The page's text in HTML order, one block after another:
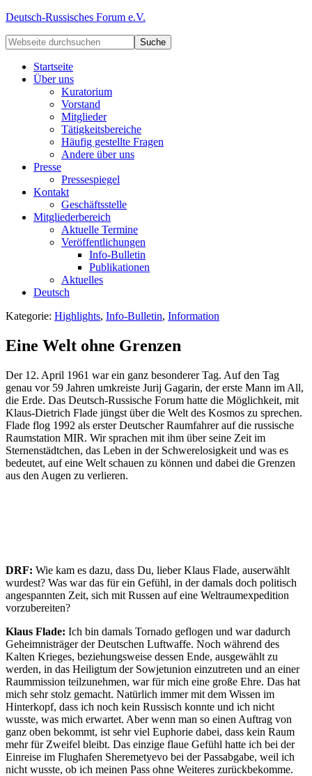
Deutsch-Russisches Forum e.V.
Startseite
Über uns
Kuratorium
Vorstand
Mitglieder
Tätigkeitsbereiche
Häufig gestellte Fragen
Andere über uns
Presse
Pressespiegel
Kontakt
Geschäftsstelle
Mitgliederbereich
Aktuelle Termine
Veröffentlichungen
Info-Bulletin
Publikationen
Aktuelles
Deutsch
Kategorie: Highlights, Info-Bulletin, Information
Eine Welt ohne Grenzen
Der 12. April 1961 war ein ganz besonderer Tag. Auf den Tag
genau vor 59 Jahren umkreiste Jurij Gagarin, der erste Mann im All,
die Erde. Das Deutsch-Russische Forum hatte die Möglichkeit, mit
Klaus-Dietrich Flade jüngst über die Welt des Kosmos zu sprechen.
Flade flog 1992 als erster Deutscher Raumfahrer auf die russische
Raumstation MIR. Wir sprachen mit ihm über seine Zeit im
Sternenstädtchen, das Leben in der Schwerelosigkeit und was es
bedeutet, auf eine Welt schauen zu können und dabei die Grenzen
aus den Augen zu verlieren.
DRF: Wie kam es dazu, dass Du, lieber Klaus Flade, auserwählt
wurdest? Was war das für ein Gefühl, in der damals doch politisch
angespannten Zeit, sich mit Russen auf eine Weltraumexpedition
vorzubereiten?
Klaus Flade: Ich bin damals Tornado geflogen und war dadurch
Geheimnisträger der Deutschen Luftwaffe. Noch während des
Kalten Krieges, beziehungsweise dessen Ende, ausgewählt zu
werden, in das Heiligtum der Sowjetunion einzutreten und an einer
Raummission teilzunehmen, war für mich eine große Ehre. Das hat
mich sehr stolz gemacht. Natürlich immer mit dem Wissen im
Hinterkopf, dass ich noch kein Russisch konnte und ich nicht
wusste, was mich erwartet. Aber wenn man so einen Auftrag von
ganz oben bekommt, ist sehr viel Euphorie dabei, dass kein Raum
mehr für Zweifel bleibt. Das einzige flaue Gefühl hatte ich bei der
Einreise im Flughafen Sheremetyevo bei der Passabgabe, weil ich
nicht wusste, ob ich meinen Pass ohne Weiteres zurückbekomme.